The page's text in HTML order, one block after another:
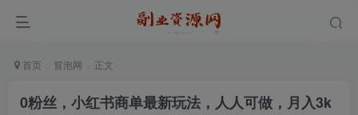
首页 冒泡网 正文
0粉丝，小红书商单最新玩法，人人可做，月入3k